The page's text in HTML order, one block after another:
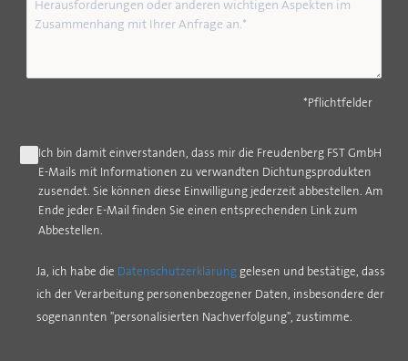
*Pflichtfelder
Ich bin damit einverstanden, dass mir die Freudenberg FST GmbH
E-Mails mit Informationen zu verwandten Dichtungsprodukten
zusendet. Sie können diese Einwilligung jederzeit abbestellen. Am
Ende jeder E-Mail finden Sie einen entsprechenden Link zum
Abbestellen.
Ja, ich habe die Datenschutzerklärung gelesen und bestätige, dass
ich der Verarbeitung personenbezogener Daten, insbesondere der
sogenannten "personalisierten Nachverfolgung", zustimme.